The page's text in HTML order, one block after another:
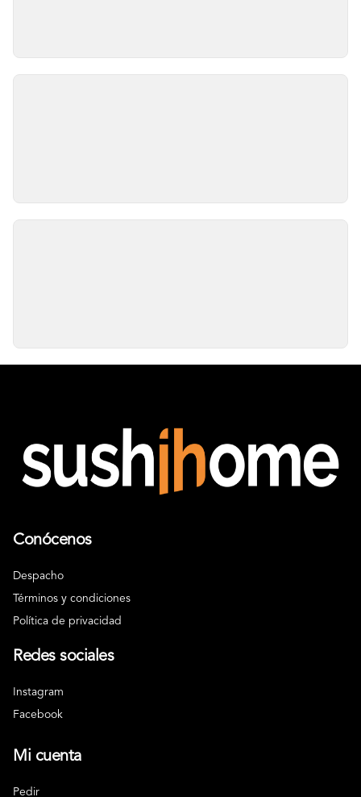
Conócenos
Despacho
Términos y condiciones
Política de privacidad
Redes sociales
Instagram
Facebook
Mi cuenta
Pedir